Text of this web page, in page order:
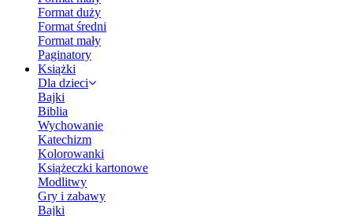
Format duży
Format średni
Format mały
Paginatory
Książki
Dla dzieci
Bajki
Biblia
Wychowanie
Katechizm
Kolorowanki
Książeczki kartonowe
Modlitwy
Gry i zabawy
Bajki